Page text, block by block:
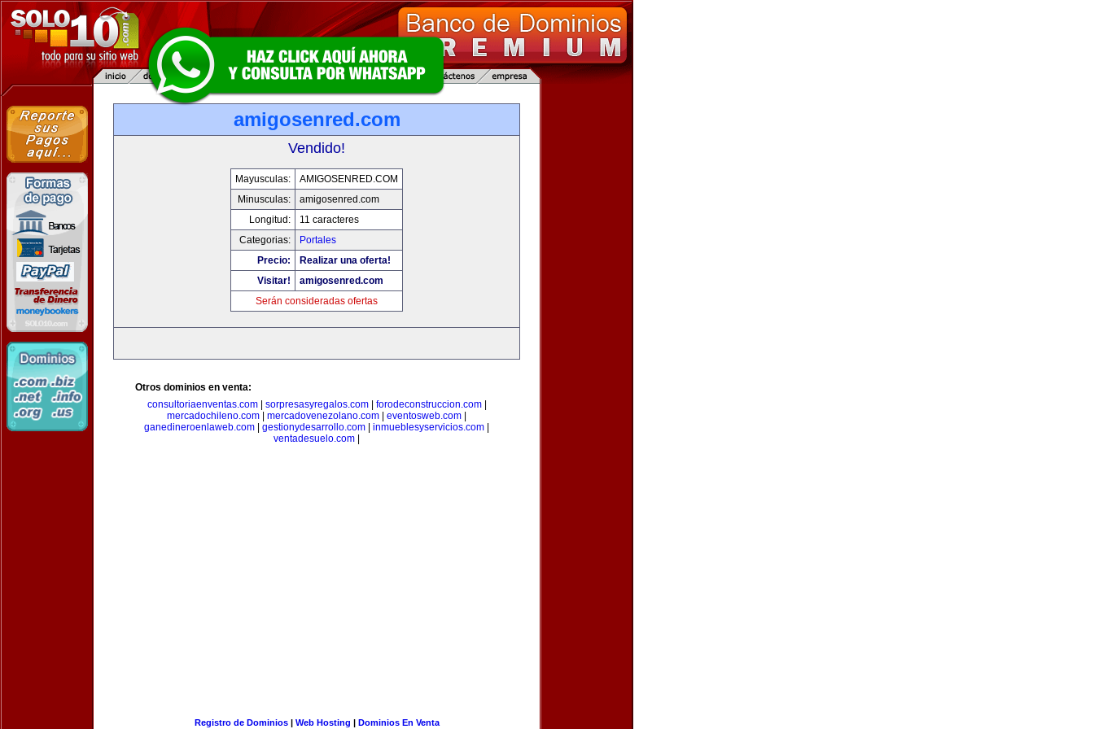
amigosenred.com
Vendido!
Mayusculas:
AMIGOSENRED.COM
Minusculas:
amigosenred.com
Longitud:
11 caracteres
Categorias:
Portales
Precio:
Realizar una oferta!
Visitar!
amigosenred.com
Serán consideradas ofertas
Otros dominios en venta:
consultoriaenventas.com| sorpresasyregalos.com| forodeconstruccion.com|
mercadochileno.com
mercadovenezolano.com eventosweb.com
ganedineroenlaweb.com
gestionydesarrollo.com inmueblesyservicios.com
ventadesuelo.com
Registro de Dominios| Web Hosting | Dominios En Venta